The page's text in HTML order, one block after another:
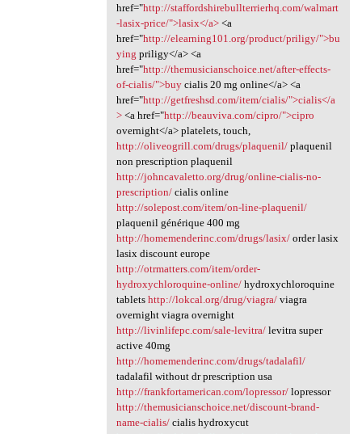
href="http://staffordshirebullterrierhq.com/walmart
-lasix-price/">lasix</a><a
href="http://elearning101.org/product/priligy/">bu
ying priligy</a> <a
href="http://themusicianschoice.net/after-effects-
of-cialis/">buycialis 20 mg online</a> <a
href="http://getfreshsd.com/item/cialis/">cialis</a
><a href="http://beauviva.com/cipro/">cipro
overnight</a> platelets, touch,
http://oliveogrill.com/drugs/plaquenil/plaquenil
non prescription plaquenil
http://johncavaletto.org/drug/online-cialis-no-
prescription/cialis online
http://solepost.com/item/on-line-plaquenil/
plaquenil générique 400 mg
http://homemenderinc.com/drugs/lasix/order lasix
lasix discount europe
http://otrmatters.com/item/order-
hydroxychloroquine-online/hydroxychloroquine
tablets http://lokcal.org/drug/viagra/viagra
overnight viagra overnight
http://livinlifepc.com/sale-levitra/levitra super
active 40mg
http://homemenderinc.com/drugs/tadalafil/
tadalafil without dr prescription usa
http://frankfortamerican.com/lopressor/lopressor
http://themusicianschoice.net/discount-brand-
name-cialis/cialis hydroxycut